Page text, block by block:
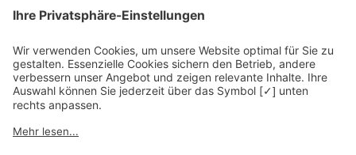
Kontakt
Datenschutz
Newsletter